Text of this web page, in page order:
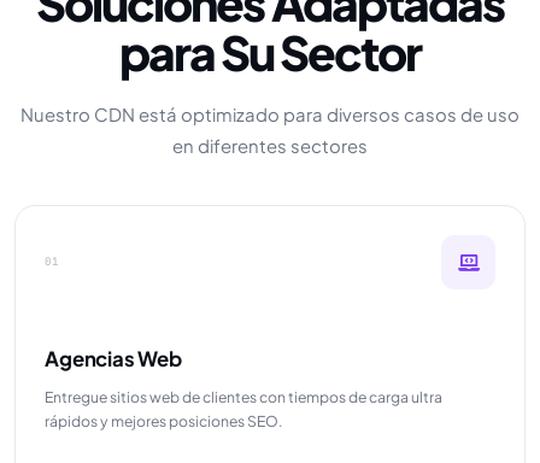
para Su Sector
Nuestro CDN está optimizado para diversos casos de uso
en diferentes sectores
01
Agencias Web
Entregue sitios web de clientes con tiempos de carga ultra
rápidos y mejores posiciones SEO.